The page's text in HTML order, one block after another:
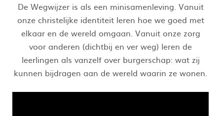
De Wegwijzer is als een minisamenleving. Vanuit
onze christelijke identiteit leren hoe we goed met
elkaar en de wereld omgaan. Vanuit onze zorg
voor anderen (dichtbij en ver weg) leren de
leerlingen als vanzelf over burgerschap: wat zij
kunnen bijdragen aan de wereld waarin ze wonen.